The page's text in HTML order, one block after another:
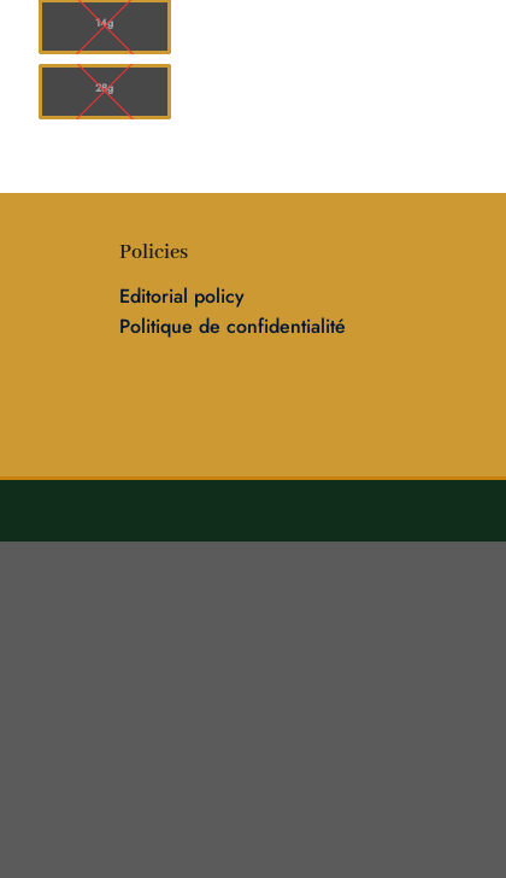
14g
28g
Policies
Editorial policy
Politique de confidentialité